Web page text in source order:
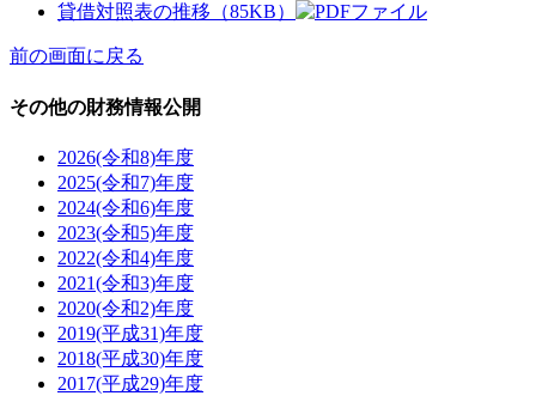
貸借対照表の推移（85KB）
前の画面に戻る
その他の財務情報公開
2026(令和8)年度
2025(令和7)年度
2024(令和6)年度
2023(令和5)年度
2022(令和4)年度
2021(令和3)年度
2020(令和2)年度
2019(平成31)年度
2018(平成30)年度
2017(平成29)年度